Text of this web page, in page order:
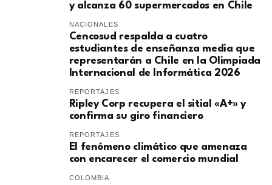
y alcanza 60 supermercados en Chile
NACIONALES
Cencosud respalda a cuatro
estudiantes de enseñanza media que
representarán a Chile en la Olimpiada
Internacional de Informática 2026
REPORTAJES
Ripley Corp recupera el sitial «A+» y
confirma su giro financiero
REPORTAJES
El fenómeno climático que amenaza
con encarecer el comercio mundial
COLOMBIA